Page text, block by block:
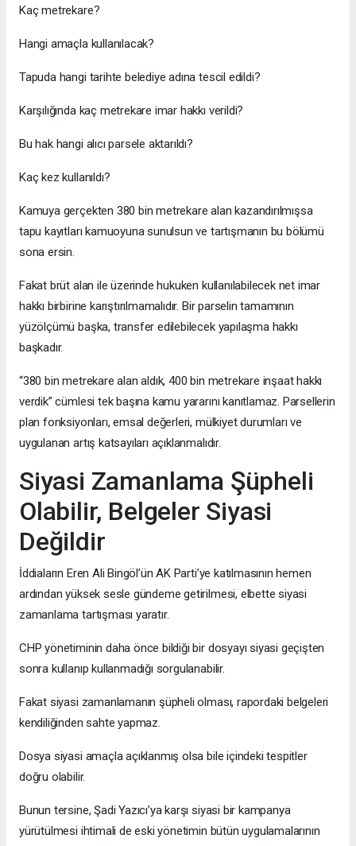
Kaç metrekare?
Hangi amaçla kullanılacak?
Tapuda hangi tarihte belediye adına tescil edildi?
Karşılığında kaç metrekare imar hakkı verildi?
Bu hak hangi alıcı parsele aktarıldı?
Kaç kez kullanıldı?
Kamuya gerçekten 380 bin metrekare alan kazandırılmışsa
tapu kayıtları kamuoyuna sunulsun ve tartışmanın bu bölümü
sona ersin.
Fakat brüt alan ile üzerinde hukuken kullanılabilecek net imar
hakkı birbirine karıştırılmamalıdır. Bir parselin tamamının
yüzölçümü başka, transfer edilebilecek yapılaşma hakkı
başkadır.
“380 bin metrekare alan aldık, 400 bin metrekare inşaat hakkı
verdik” cümlesi tek başına kamu yararını kanıtlamaz. Parsellerin
plan fonksiyonları, emsal değerleri, mülkiyet durumları ve
uygulanan artış katsayıları açıklanmalıdır.
Siyasi Zamanlama Şüpheli
Olabilir, Belgeler Siyasi
Değildir
İddiaların Eren Ali Bingöl’ün AK Parti’ye katılmasının hemen
ardından yüksek sesle gündeme getirilmesi, elbette siyasi
zamanlama tartışması yaratır.
CHP yönetiminin daha önce bildiği bir dosyayı siyasi geçişten
sonra kullanıp kullanmadığı sorgulanabilir.
Fakat siyasi zamanlamanın şüpheli olması, rapordaki belgeleri
kendiliğinden sahte yapmaz.
Dosya siyasi amaçla açıklanmış olsa bile içindeki tespitler
doğru olabilir.
Bunun tersine, Şadi Yazıcı’ya karşı siyasi bir kampanya
yürütülmesi ihtimali de eski yönetimin bütün uygulamalarının